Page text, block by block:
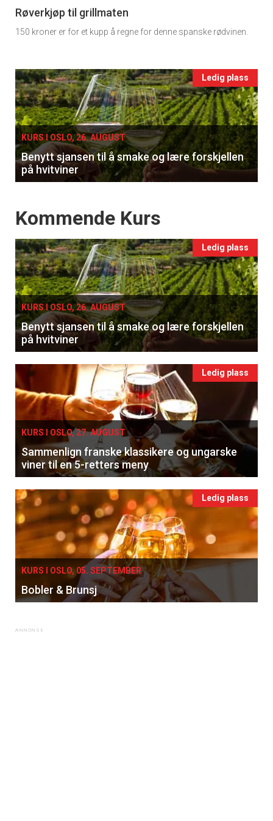
11
Ukens
vin
Røverkjøp til grillmaten
150 kroner er for et kupp å regne for denne spanske rødvinen.
Events
single
Ledig plass
KURS I OSLO, 26. AUGUST
Benytt sjansen til å smake og lære forskjellen
på hvitviner
Events
Kommende Kurs
Ledig plass
KURS I OSLO, 26. AUGUST
Benytt sjansen til å smake og lære forskjellen
på hvitviner
Ledig plass
KURS I OSLO, 27. AUGUST
Sammenlign franske klassikere og ungarske
viner til en 5-retters meny
Ledig plass
KURS I OSLO, 05. SEPTEMBER
Bobler & Brunsj